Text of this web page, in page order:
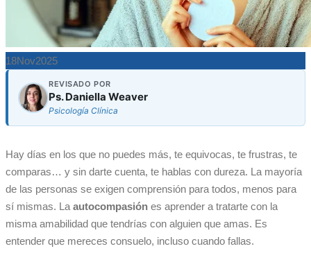
18Nov2025
REVISADO POR
Ps. Daniella Weaver
Psicología Clínica
Hay días en los que no puedes más, te equivocas, te frustras, te
comparas… y sin darte cuenta, te hablas con dureza. La mayoría
de las personas se exigen comprensión para todos, menos para
sí mismas. Laautocompasión es aprender a tratarte con la
misma amabilidad que tendrías con alguien que amas. Es
entender que mereces consuelo, incluso cuando fallas.